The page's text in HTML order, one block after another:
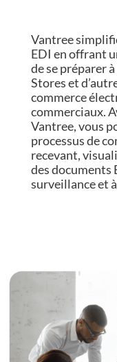
Vantree
EDI en offrant
de se préparer
Stores et
commerce
commerciaux.
Vantree, vous
processus de
recevant,
des documents
surveillance et